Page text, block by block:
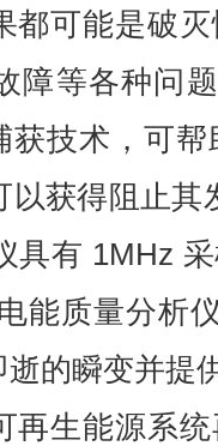
都可能是破
障等各种问
获技术，可
以获得阻止其
具有 1MHz
能质量分析
的瞬变并提
再生能源系